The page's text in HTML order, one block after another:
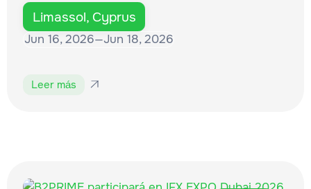
Limassol, Cyprus
Jun 16, 2026—Jun 18, 2026
Leer más 